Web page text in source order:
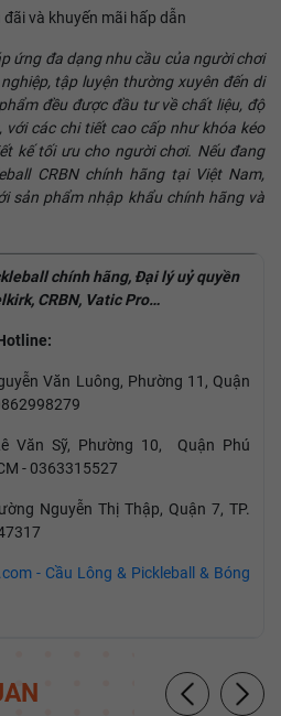
và khuyến mãi hấp dẫn
ứng đa dạng nhu cầu của người chơi
tập luyện thường xuyên đến di
đều được đầu tư về chất liệu, độ
các chi tiết cao cấp như khóa kéo
kế tối ưu cho người chơi. Nếu đang
CRBN chính hãng tại Việt Nam,
sản phẩm nhập khẩu chính hãng và
chính hãng, Đại lý uỷ quyền
CRBN, Vatic Pro…
Văn Luông, Phường 11, Quận
Văn Sỹ, Phường 10, Quận Phú
- 0363315527
Nguyễn Thị Thập, Quận 7, TP.
- Cầu Lông & Pickleball & Bóng